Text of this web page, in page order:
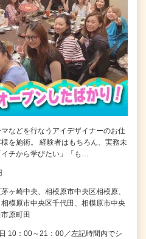
などを行なうアイデザイナーのお仕
を施術。 経験者はもちろん、実務未
チから学びたい」「も…
ヶ崎中央、相模原市中央区相模原、
模原市中央区千代田、相模原市中央
原町田
10：00～21：00／左記時間内でシ